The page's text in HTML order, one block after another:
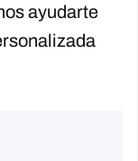
ayudarte